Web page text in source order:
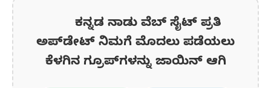
ಕನ್ನಡ ನಾಡು ವೆಬ್ ಸೈಟ್ ಪ್ರತಿ
ಅಪ್‌ಡೇಟ್‌ ನಿಮಗೆ ಮೊದಲು ಪಡೆಯಲು
ಕೆಳಗಿನ ಗ್ರೂಪ್‌ಗಳನ್ನು ಜಾಯಿನ್ ಆಗಿ